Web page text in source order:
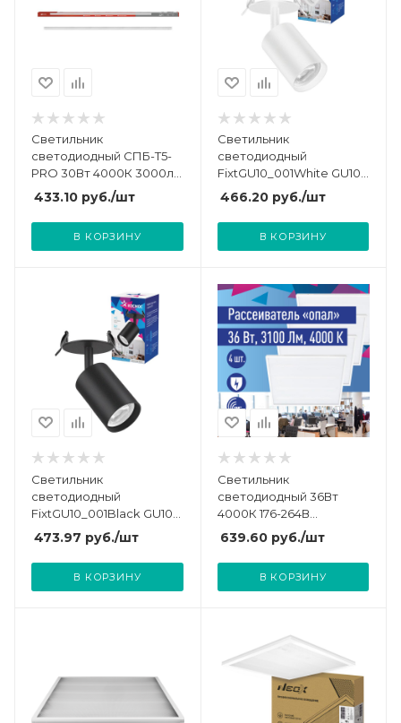
Светильник
светодиодный СПБ-Т5-
PRO 30Вт 4000К 3000лм
230В 1200мм IN HOME
4690612051369
433.10 руб./шт
В КОРЗИНУ
Светильник
светодиодный
FixtGU10_001White GU10
встраив. поворотн. бел.
КОСМОС
KFixtGU10_001White
466.20руб./шт
В КОРЗИНУ
Светильник
светодиодный
FixtGU10_001Black GU10
встраив. поворотн.
черн. КОСМОС
KFixtGU10_001Black
473.97 руб./шт
В КОРЗИНУ
Светильник
светодиодный 36Вт
4000К 176-264В
595х595х18 ДВО универс.
опал панель КОСМОС
KOC_DVO36W4K_OP
639.60руб./шт
В КОРЗИНУ